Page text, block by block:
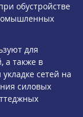
обустройстве
для
а также в
сетей на
силовых